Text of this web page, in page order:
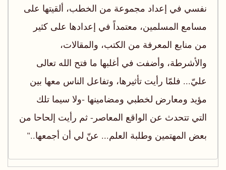
نفسي في إعداد مجموعة من الخطب، ألقيتها على
مسامع المسلمين، معتمداً في إعدادها على كثير
من منابع المعرفة من الكتب، والمقالات،
والأشرطة، وأضفت في أغلبها ما فتح الله تعالى
عليّ... فلمّا رأيت تأثيرها، وتفاعل الناس معها بين
مؤيد ومعارض لخطبي ومضامينها -ولا سيما تلك
التي تتحدث عن الواقع المعاصر- ثم رأيت إلحاحا من
بعض المهتمين وطلبة العلم... عنّ لي أن أجمعها.."